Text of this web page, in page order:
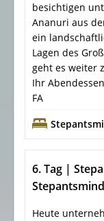
besichtigen
Ananuri aus
ein
Lagen des
geht es weiter
Ihr
FA
6. Tag |
Heute